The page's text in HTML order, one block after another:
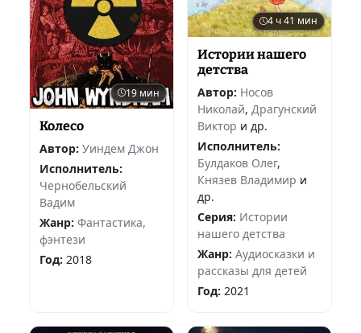
19 мин
Колесо
Автор: Уиндем Джон
Исполнитель:
Чернобельский
Вадим
Жанр: Фантастика,
фэнтези
Год: 2018
4 ч 41 мин
Истории нашего
детства
Автор: Носов
Николай, Драгунский
Виктор и др.
Исполнитель:
Булдаков Олег,
Князев Владимир и
др.
Серия: Истории
нашего детства
Жанр: Аудиосказки и
рассказы для детей
Год: 2021